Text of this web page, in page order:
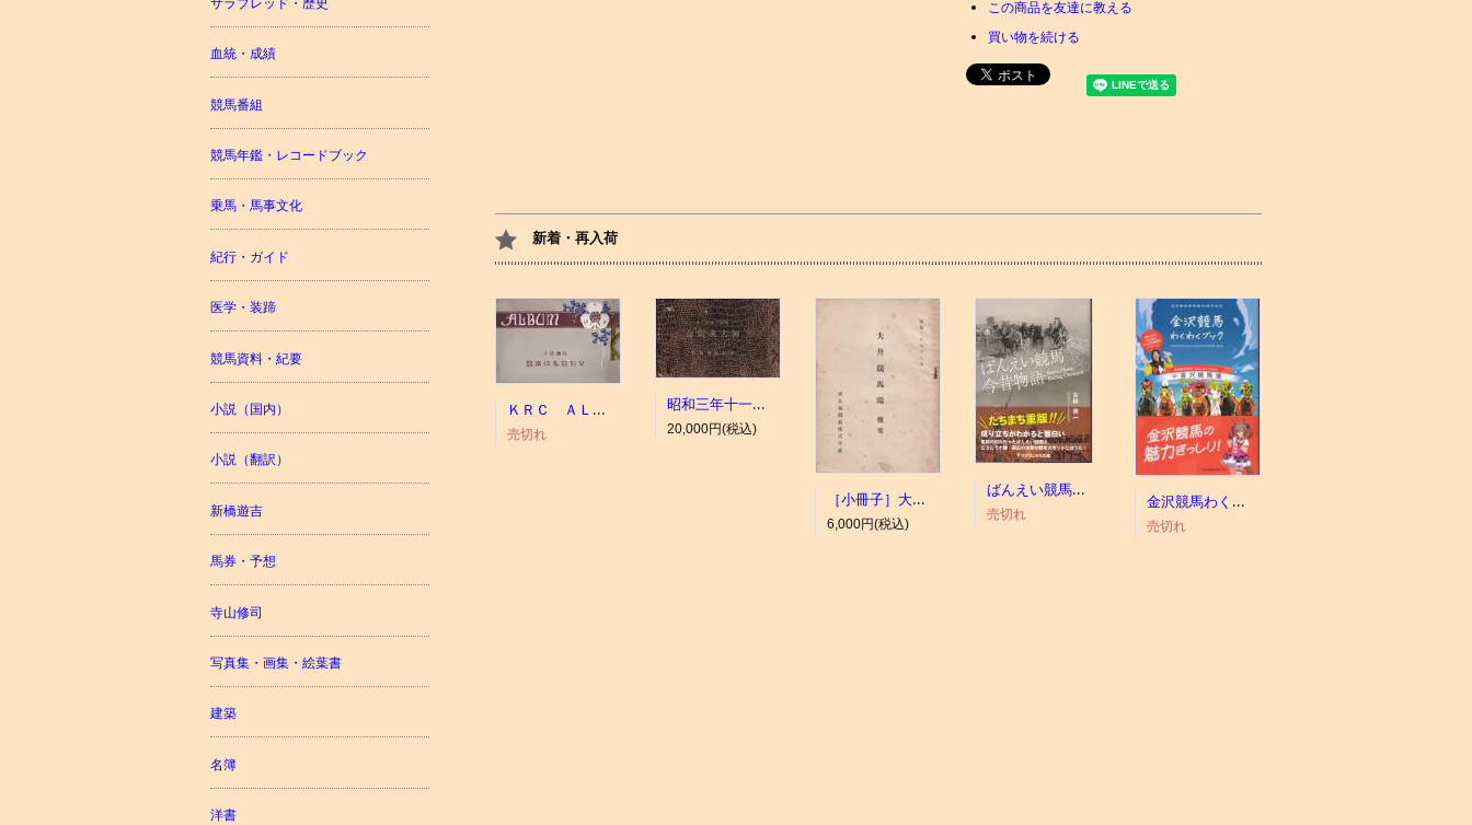
この商品を友達に教える
買い物を続ける
新着・再入荷
ＫＲＣ ＡＬＢＵＭ（京都競馬場写真帖）
売切れ
昭和三年十一月 御大典記念
20,000円(税込)
［小冊子］大井競馬場 概要
6,000円(税込)
ばんえい競馬今昔物語
売切れ
金沢競馬わくわくブック
売切れ
血統・成績
競馬番組
競馬年鑑・レコードブック
乗馬・馬事文化
紀行・ガイド
医学・装蹄
競馬資料・紀要
小説（国内）
小説（翻訳）
新橋遊吉
馬券・予想
寺山修司
写真集・画集・絵葉書
建築
名簿
洋書